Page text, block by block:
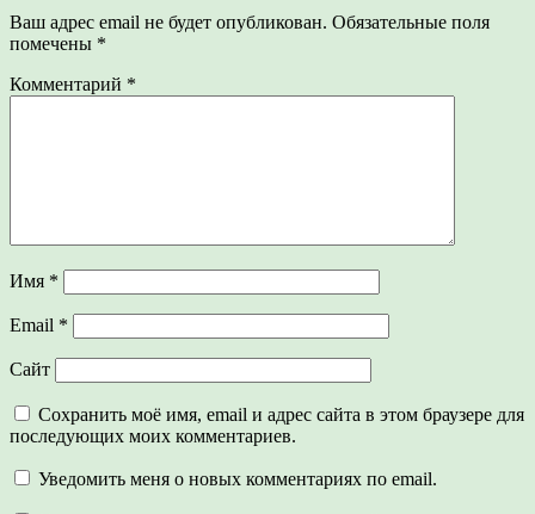
Ваш адрес email не будет опубликован. Обязательные поля
помечены *
Комментарий *
Имя *
Email *
Сайт
Сохранить моё имя, email и адрес сайта в этом браузере для
последующих моих комментариев.
Уведомить меня о новых комментариях по email.